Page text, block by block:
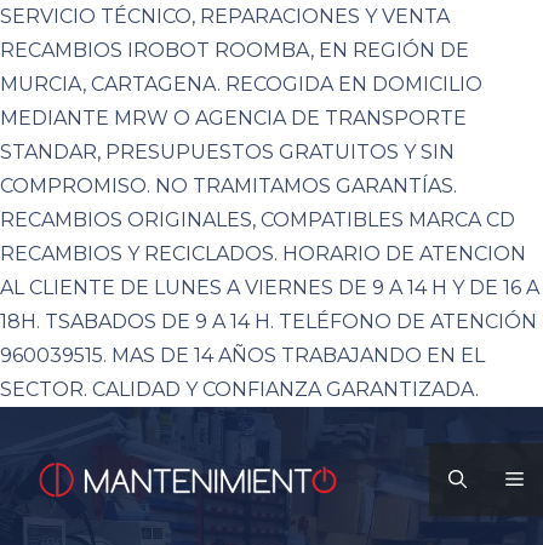
SERVICIO TÉCNICO, REPARACIONES Y VENTA
RECAMBIOS IROBOT ROOMBA, EN REGIÓN DE
MURCIA, CARTAGENA. RECOGIDA EN DOMICILIO
MEDIANTE MRW O AGENCIA DE TRANSPORTE
STANDAR, PRESUPUESTOS GRATUITOS Y SIN
COMPROMISO. NO TRAMITAMOS GARANTÍAS.
RECAMBIOS ORIGINALES, COMPATIBLES MARCA CD
RECAMBIOS Y RECICLADOS. HORARIO DE ATENCION
AL CLIENTE DE LUNES A VIERNES DE 9 A 14 H Y DE 16 A
18H. TSABADOS DE 9 A 14 H. TELÉFONO DE ATENCIÓN
960039515. MAS DE 14 AÑOS TRABAJANDO EN EL
SECTOR. CALIDAD Y CONFIANZA GARANTIZADA.
contenido